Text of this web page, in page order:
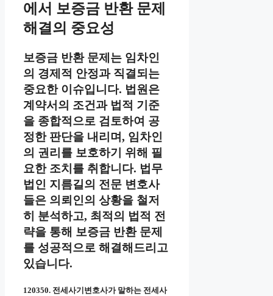
에서 보증금 반환 문제
해결의 중요성
보증금 반환 문제는 임차인
의 경제적 안정과 직결되는
중요한 이슈입니다. 법원은
계약서의 조건과 법적 기준
을 종합적으로 검토하여 공
정한 판단을 내리며, 임차인
의 권리를 보호하기 위해 필
요한 조치를 취합니다. 법무
법인 지름길의 전문 변호사
들은 의뢰인의 상황을 철저
히 분석하고, 최적의 법적 전
략을 통해 보증금 반환 문제
를 성공적으로 해결해드리고
있습니다.
120350. 전세사기변호사가 말하는 전세사